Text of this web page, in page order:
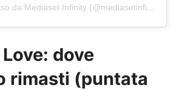
Un post condiviso da Mediaset Infinity (@mediasetinfinity)
dove
rimasti (puntata